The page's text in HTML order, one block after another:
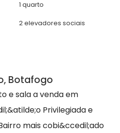
1 quarto
2 elevadores sociais
Botafogo
e sala a venda em
Privilegiada e
mais cobi&ccedil;ado